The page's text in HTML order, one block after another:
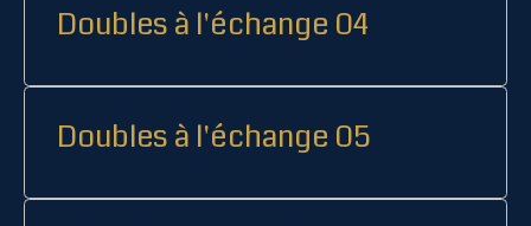
Doubles à l'échange 04
Doubles à l'échange 05